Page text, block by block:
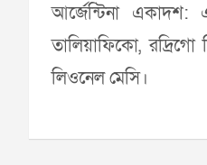
আর্জেন্টিনা একাদশ:
তালিয়াফিকো,
লিওনেল মেসি।